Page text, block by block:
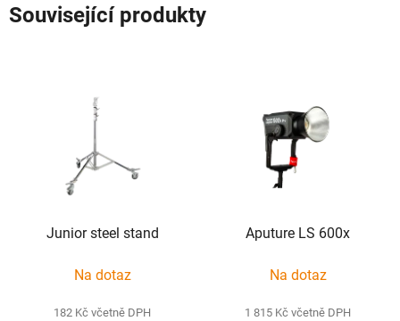
Související produkty
Junior steel stand
Na dotaz
182 Kč včetně DPH
Aputure LS 600x
Na dotaz
1 815 Kč včetně DPH